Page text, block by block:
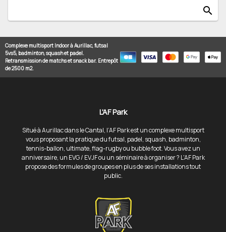
search
Complexe multisport Indoor à Aurillac, futsal
5vs5, badminton, squash et padel.
Retransmission de matchs et snack bar. Entrepôt
de 2500 m2.
L'AF Park
Situé à Aurillac dans le Cantal, l’AF Park est un complexe multisport
vous proposant la pratique du futsal, padel, squash, badminton,
tennis-ballon, ultimate, flag-rugby ou bubble foot. Vous avez un
anniversaire, un EVG / EVJF ou un séminaire à organiser ? L'AF Park
propose des formules de groupes en plus de ses installations tout
public.